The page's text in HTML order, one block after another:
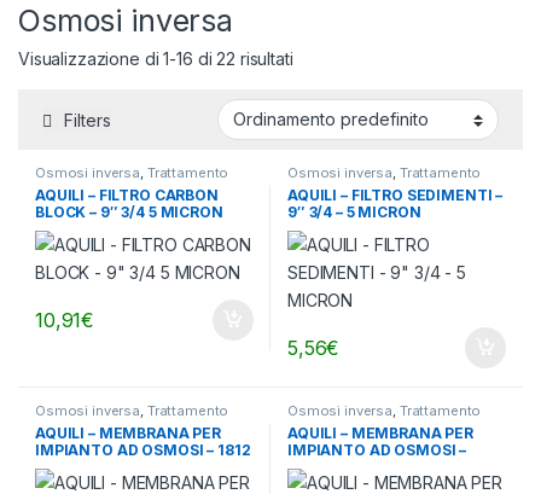
Osmosi inversa
Visualizzazione di 1-16 di 22 risultati
Filters
Osmosi inversa, Trattamento
acqua
AQUILI – FILTRO CARBON
BLOCK – 9″ 3/4 5 MICRON
10,91€
Osmosi inversa, Trattamento
acqua
AQUILI – FILTRO SEDIMENTI –
9″ 3/4 – 5 MICRON
5,56€
Osmosi inversa, Trattamento
acqua
AQUILI – MEMBRANA PER
IMPIANTO AD OSMOSI – 1812
– 98% – 50 GLD
Osmosi inversa, Trattamento
acqua
AQUILI – MEMBRANA PER
IMPIANTO AD OSMOSI –
2012 – 98% – 100 GLD